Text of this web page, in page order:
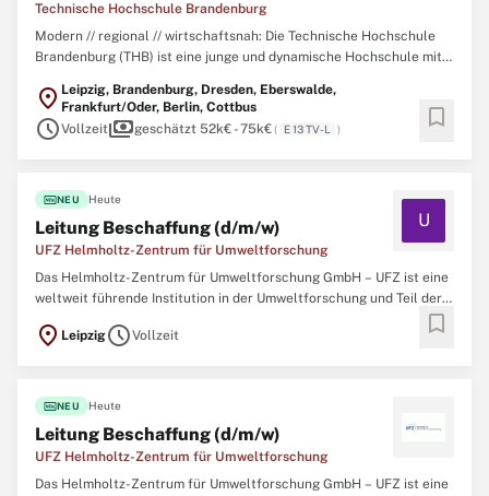
Technische Hochschule Brandenburg
Modern // regional // wirtschaftsnah: Die Technische Hochschule
Brandenburg (THB) ist eine junge und dynamische Hochschule mit
Informatik und Medien, Technik sowie Wirtschaft in der Stadt
Brandenburg an der Havel. Als familienfreundliche ...
location_on Leipzig, Brandenburg, Dresden, Eberswalde,
Frankfurt/Oder, Berlin, Cottbus
scheduleVollzeitpaymentsgeschätzt 52k€ - 75k€( E 13 TV-L ) bookmark
fiber_newNEU Heute
Leitung Beschaffung (d/m/w)
UFZ Helmholtz-Zentrum für Umweltforschung
U
Das Helmholtz-Zentrum für Umweltforschung GmbH – UFZ ist eine
weltweit führende Institution in der Umweltforschung und Teil der
Helmholtz-Gemeinschaft, der größten Wissenschaftsorganisation
Deutschlands. Mit rund 1.200 Mitarbeitenden in Leipzig, Halle und
location_on LeipzigscheduleVollzeit bookmark
fiber_newNEU Heute
Leitung Beschaffung (d/m/w)
UFZ Helmholtz-Zentrum für Umweltforschung
Das Helmholtz-Zentrum für Umweltforschung GmbH – UFZ ist eine